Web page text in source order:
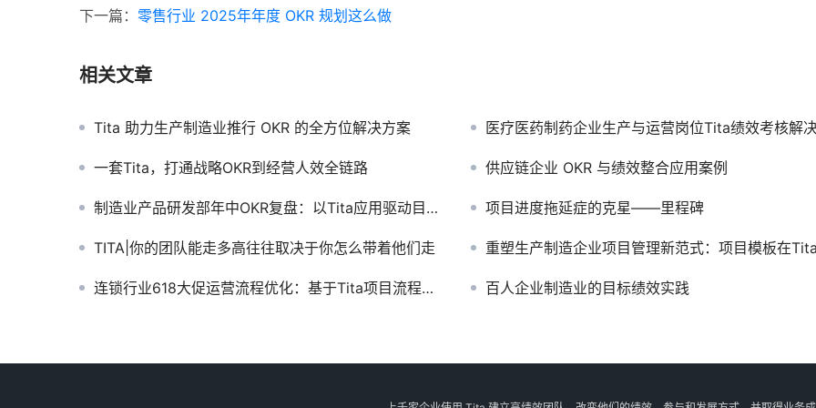
下一篇： 零售行业 2025年年度 OKR 规划这么做
相关文章
Tita 助力生产制造业推行 OKR 的全方位解决方案 医疗医药制药企业生产与运营岗位Tita绩效考核解决方
一套Tita，打通战略OKR到经营人效全链路 供应链企业 OKR 与绩效整合应用案例
制造业产品研发部年中OKR复盘：以Tita应用驱动目标精准落地 项目进度拖延症的克星——里程碑
TITA|你的团队能走多高往往取决于你怎么带着他们走 重塑生产制造企业项目管理新范式：项目模板在Tita中的卓越实践
连锁行业618大促运营流程优化：基于Tita项目流程软件的解决方案 百人企业制造业的目标绩效实践